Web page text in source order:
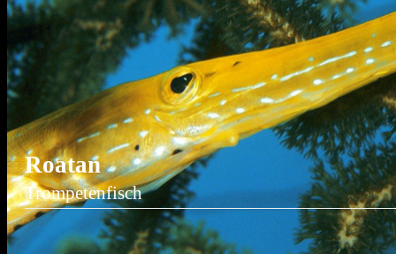
Roatan
Trompetenfisch